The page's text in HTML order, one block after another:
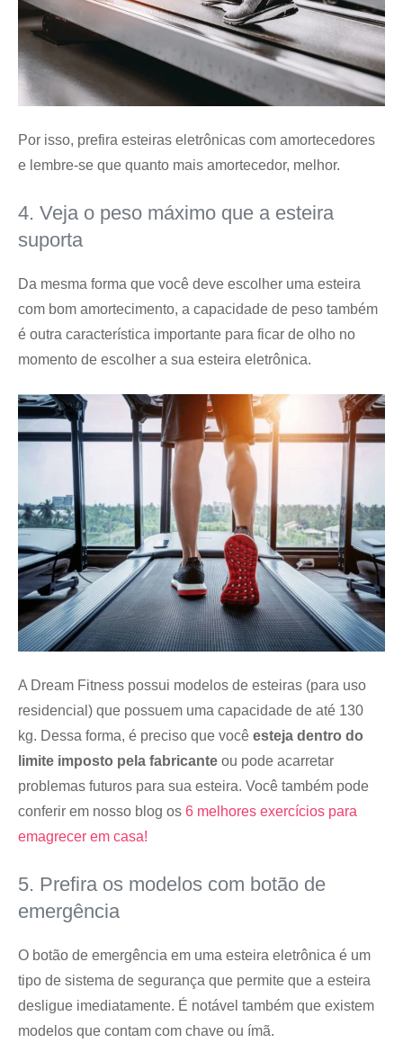
Por isso, prefira esteiras eletrônicas com amortecedores
e lembre-se que quanto mais amortecedor, melhor.
4. Veja o peso máximo que a esteira
suporta
Da mesma forma que você deve escolher uma esteira
com bom amortecimento, a capacidade de peso também
é outra característica importante para ficar de olho no
momento de escolher a sua esteira eletrônica.
A Dream Fitness possui modelos de esteiras (para uso
residencial) que possuem uma capacidade de até 130
kg. Dessa forma, é preciso que você esteja dentro do
limite imposto pela fabricante ou pode acarretar
problemas futuros para sua esteira. Você também pode
conferir em nosso blog os 6 melhores exercícios para
emagrecer em casa!
5. Prefira os modelos com botão de
emergência
O botão de emergência em uma esteira eletrônica é um
tipo de sistema de segurança que permite que a esteira
desligue imediatamente. É notável também que existem
modelos que contam com chave ou ímã.